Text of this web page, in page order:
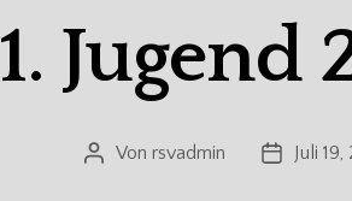
1. Jugend
Beitragsautor
Von rsvadmin Juli